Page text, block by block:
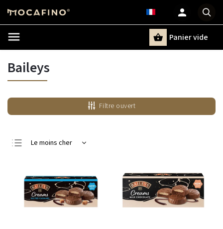
Panier vide
Baileys
Filtre ouvert
Le moins cher
Bestsellers
Alphabétiquement